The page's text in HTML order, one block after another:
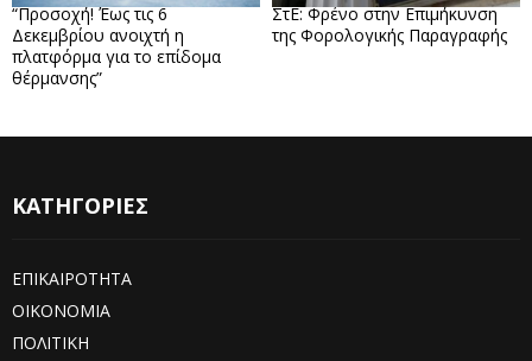
“Προσοχή! Έως τις 6
Δεκεμβρίου ανοιχτή η
πλατφόρμα για το επίδομα
θέρμανσης”
ΣτΕ: Φρένο στην Επιμήκυνση
της Φορολογικής Παραγραφής
ΚΑΤΗΓΟΡΙΕΣ
ΕΠΙΚΑΙΡΟΤΗΤΑ
ΟΙΚΟΝΟΜΙΑ
ΠΟΛΙΤΙΚΗ